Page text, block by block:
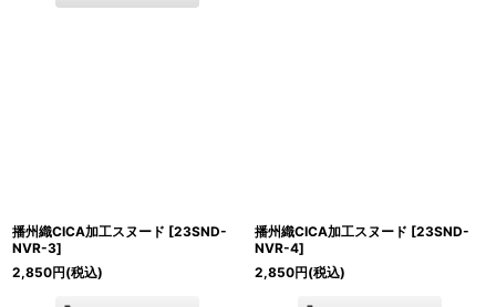
播州織CICA加工スヌード [23SND-
NVR-3]
2,850円(税込)
播州織CICA加工スヌード [23SND-
NVR-4]
2,850円(税込)